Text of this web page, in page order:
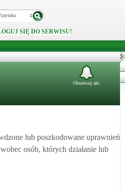
SIĘ DO SERWISU!
Obserwuj akt
lub poszkodowane uprawnień
osób, których działanie lub